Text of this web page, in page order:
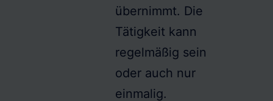
übernimmt. Die
Tätigkeit kann
regelmäßig sein
oder auch nur
einmalig.